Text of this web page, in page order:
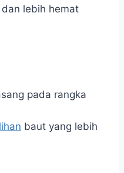
lebih hemat
pada rangka
baut yang lebih